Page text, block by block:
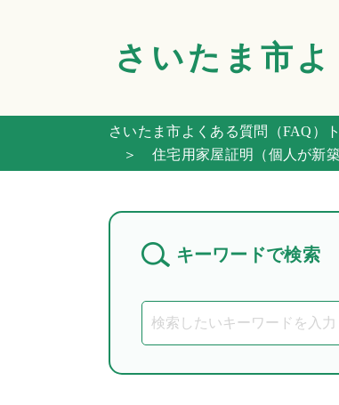
さいたま市
さいたま市よくある質問（FAQ）
＞ 住宅用家屋証明（個人が新築
キーワードで検索